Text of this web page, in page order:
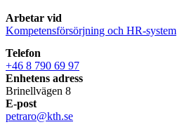
Arbetar vid
Kompetensförsörjning och HR-system
Telefon
+46 8 790 69 97
Enhetens adress
Brinellvägen 8
E-post
petraro@kth.se